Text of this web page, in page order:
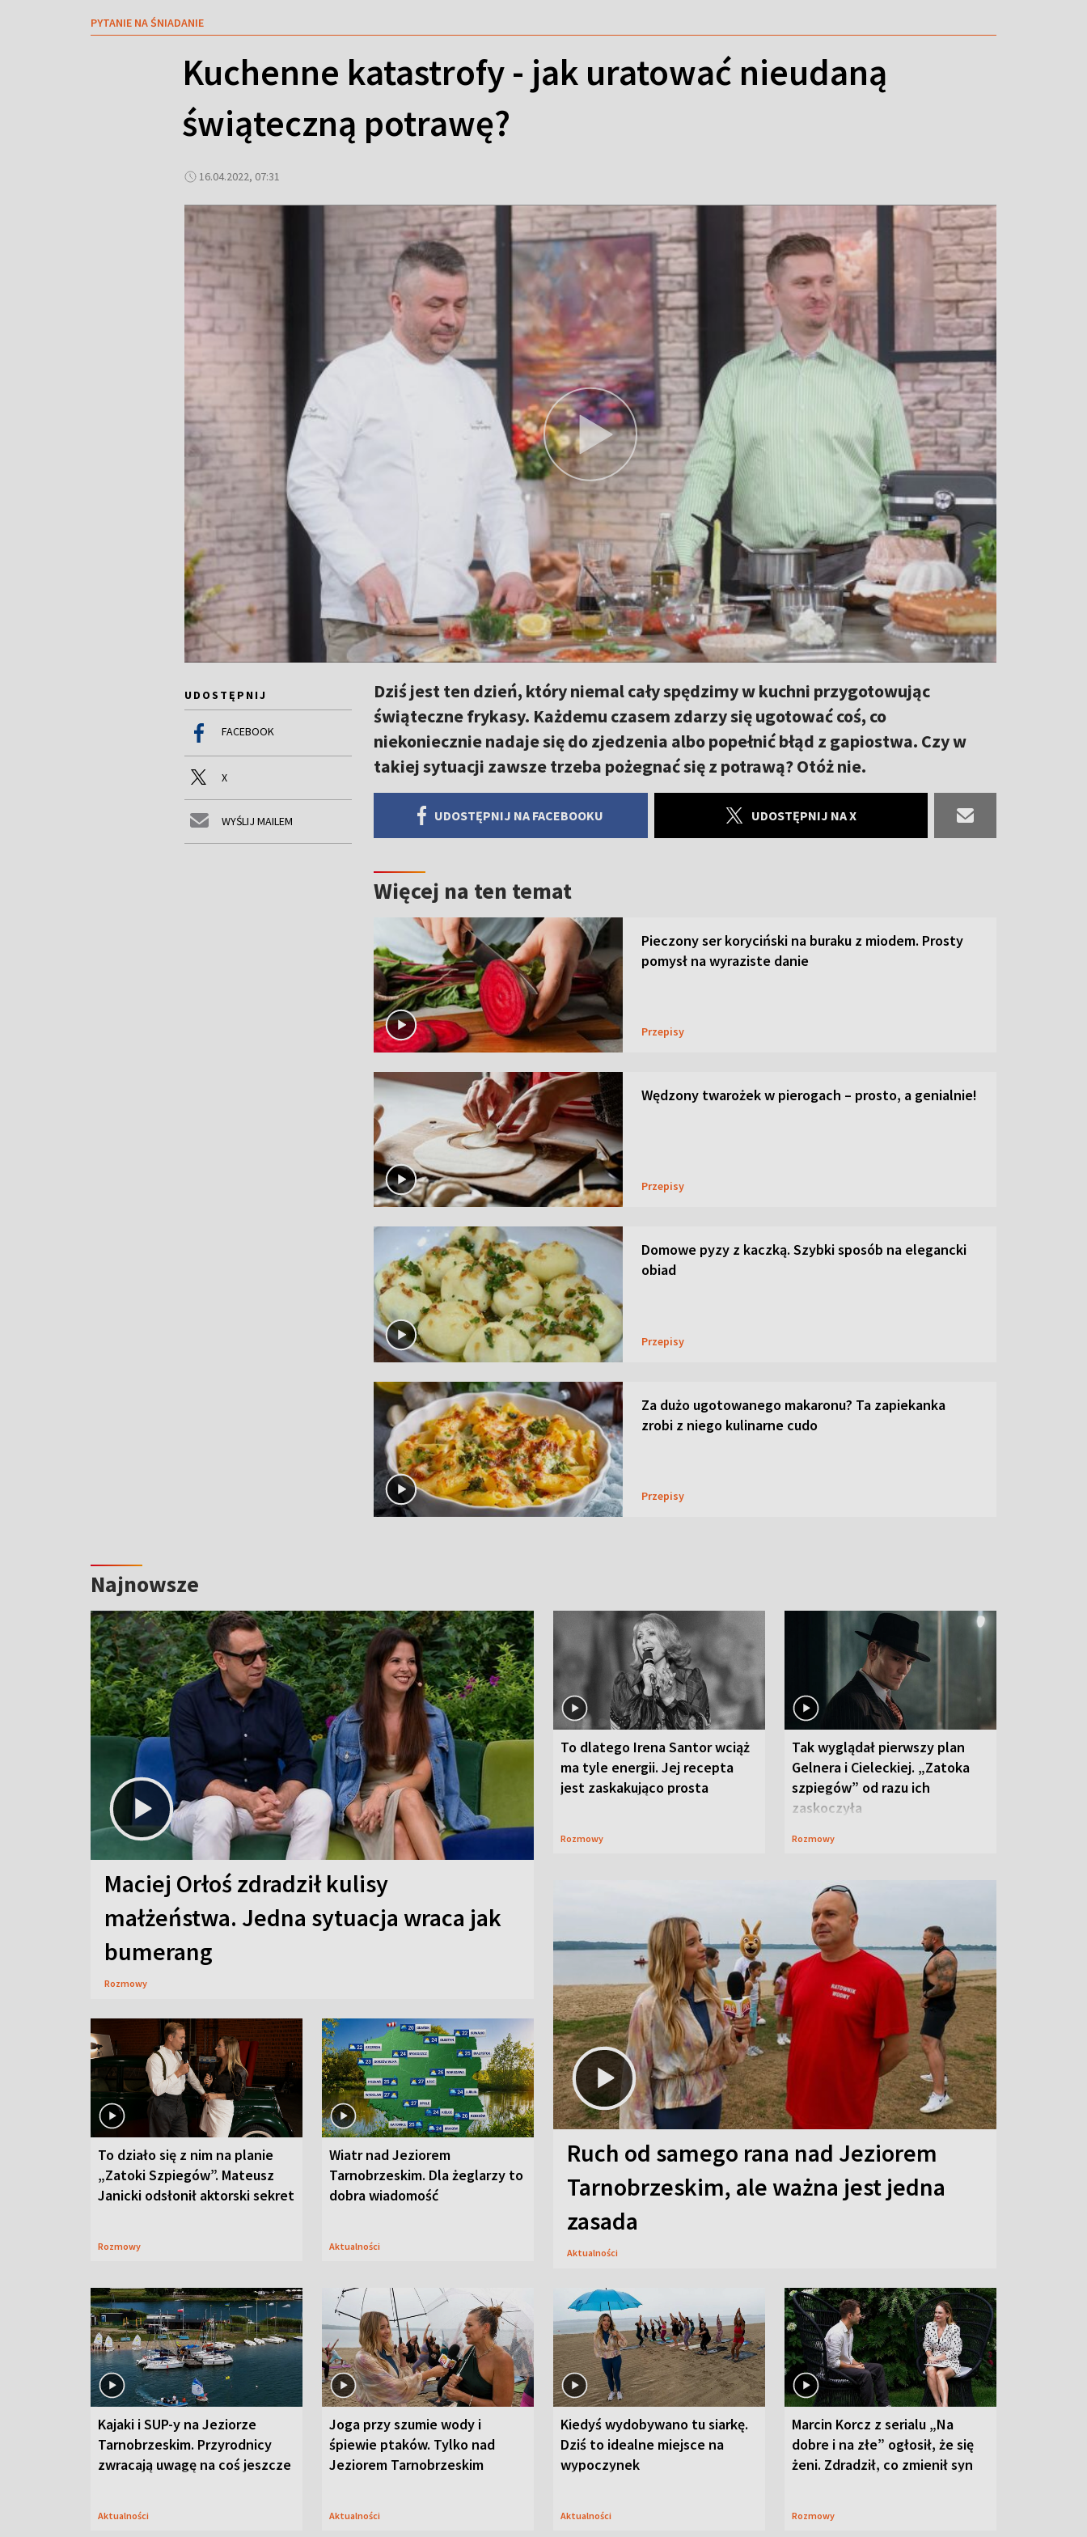
PYTANIE NA ŚNIADANIE
Kuchenne katastrofy - jak uratować nieudaną
świąteczną potrawę?
16.04.2022, 07:31
UDOSTĘPNIJ
FACEBOOK
X
WYŚLIJ MAILEM
Dziś jest ten dzień, który niemal cały spędzimy w kuchni przygotowując
świąteczne frykasy. Każdemu czasem zdarzy się ugotować coś, co
niekoniecznie nadaje się do zjedzenia albo popełnić błąd z gapiostwa. Czy w
takiej sytuacji zawsze trzeba pożegnać się z potrawą? Otóż nie.
UDOSTĘPNIJ NA FACEBOOKU UDOSTĘPNIJ NA X
Więcej na ten temat
Pieczony ser koryciński na buraku z miodem. Prosty
pomysł na wyraziste danie
Przepisy
Wędzony twarożek w pierogach – prosto, a genialnie!
Przepisy
Domowe pyzy z kaczką. Szybki sposób na elegancki
obiad
Przepisy
Za dużo ugotowanego makaronu? Ta zapiekanka
zrobi z niego kulinarne cudo
Przepisy
Najnowsze
Maciej Orłoś zdradził kulisy
małżeństwa. Jedna sytuacja wraca jak
bumerang
Rozmowy
To dlatego Irena Santor wciąż
ma tyle energii. Jej recepta
jest zaskakująco prosta
Rozmowy
Tak wyglądał pierwszy plan
Gelnera i Cieleckiej. „Zatoka
szpiegów” od razu ich
zaskoczyła
Rozmowy
To działo się z nim na planie
„Zatoki Szpiegów”. Mateusz
Janicki odsłonił aktorski sekret
Rozmowy
Wiatr nad Jeziorem
Tarnobrzeskim. Dla żeglarzy to
dobra wiadomość
Aktualności
Ruch od samego rana nad Jeziorem
Tarnobrzeskim, ale ważna jest jedna
zasada
Aktualności
Kajaki i SUP-y na Jeziorze
Tarnobrzeskim. Przyrodnicy
zwracają uwagę na coś jeszcze
Aktualności
Joga przy szumie wody i
śpiewie ptaków. Tylko nad
Jeziorem Tarnobrzeskim
Aktualności
Kiedyś wydobywano tu siarkę.
Dziś to idealne miejsce na
wypoczynek
Aktualności
Marcin Korcz z serialu „Na
dobre i na złe” ogłosił, że się
żeni. Zdradził, co zmienił syn
Rozmowy